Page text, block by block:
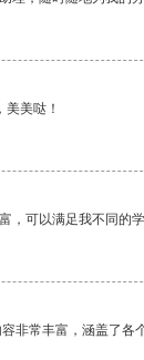
美哒！
，可以满足我不同的
非常丰富，涵盖了各